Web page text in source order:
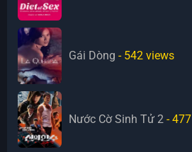
Gái Dòng - 542 views
Nước Cờ Sinh Tử 2 - 477